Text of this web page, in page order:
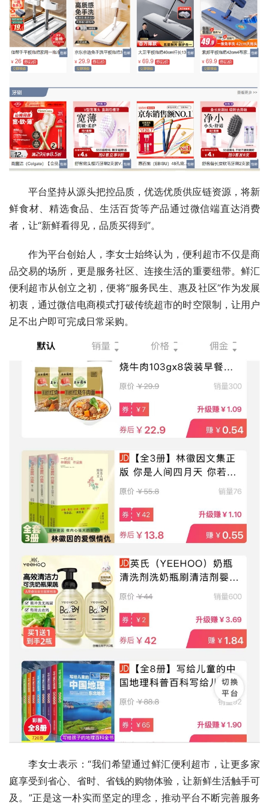
平台坚持从源头把控品质，优选优质供应链资源，将新
鲜食材、精选食品、生活百货等产品通过微信端直达消费
者，让“新鲜看得见，品质买得到”。
作为平台创始人，李女士始终认为，便利超市不仅是商
品交易的场所，更是服务社区、连接生活的重要纽带。鲜汇
便利超市从创立之初，便将“服务民生、惠及社区”作为发展
初衷，通过微信电商模式打破传统超市的时空限制，让用户
足不出户即可完成日常采购。
李女士表示：“我们希望通过鲜汇便利超市，让更多家
庭享受到省心、省时、省钱的购物体验，让新鲜生活触手可
及。”正是这一朴实而坚定的理念，推动平台不断完善服务